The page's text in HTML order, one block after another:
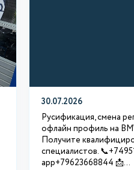
30.07.2026
Русификация, смена
офлайн профиль на
Получите
специалистов.
app+79623668844 📩...